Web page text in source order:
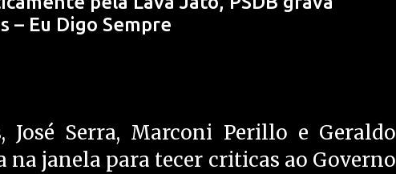
– Eu Digo Sempre
José Serra, Marconi Perillo e Geraldo
janela para tecer criticas ao Governo